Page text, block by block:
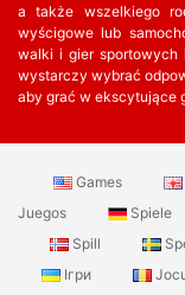
a także wszelkiego
wyścigowe lub
walki i gier sportowych
wystarczy wybrać
aby grać w ekscytujące
Games
Juegos
Spiele
Spill
Ігри